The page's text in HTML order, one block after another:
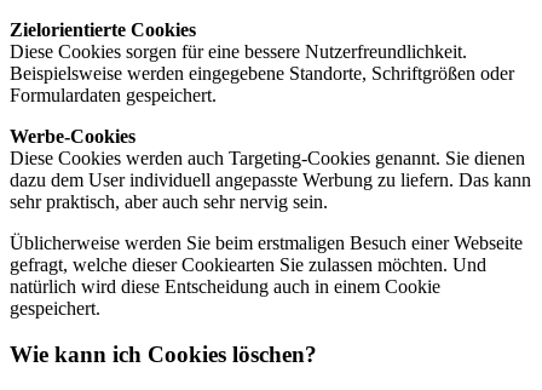
Zielorientierte Cookies
Diese Cookies sorgen für eine bessere Nutzerfreundlichkeit.
Beispielsweise werden eingegebene Standorte, Schriftgrößen oder
Formulardaten gespeichert.
Werbe-Cookies
Diese Cookies werden auch Targeting-Cookies genannt. Sie dienen
dazu dem User individuell angepasste Werbung zu liefern. Das kann
sehr praktisch, aber auch sehr nervig sein.
Üblicherweise werden Sie beim erstmaligen Besuch einer Webseite
gefragt, welche dieser Cookiearten Sie zulassen möchten. Und
natürlich wird diese Entscheidung auch in einem Cookie
gespeichert.
Wie kann ich Cookies löschen?